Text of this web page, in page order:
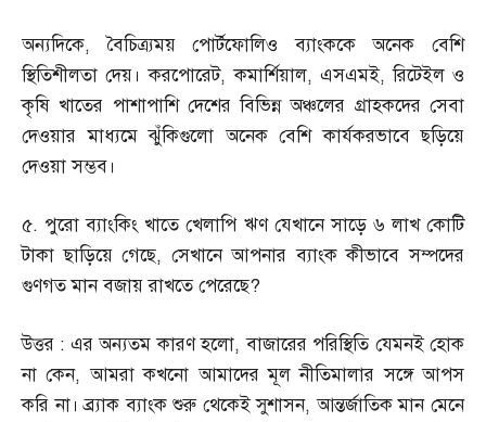
অন্যদিকে,বৈচিত্র্যময় পোর্টফোলিও ব্যাংককে অনেক বেশি
স্থিতিশীলতা দেয়। করপোরেট,কমার্শিয়াল, এসএমই,রিটেইল ও
কৃষি খাতের পাশাপাশি দেশের বিভিন্ন অঞ্চলের গ্রাহকদের সেবা
দেওয়ার মাধ্যমে ঝুঁকিগুলো অনেক বেশি কার্যকরভাবে ছড়িয়ে
দেওয়া সম্ভব।
৫. পুরো ব্যাংকিং খাতে খেলাপি ঋণ যেখানে সাড়ে ৬ লাখ কোটি
টাকা ছাড়িয়ে গেছে, সেখানে আপনার ব্যাংক কীভাবে সম্পদের
গুণগত মান বজায় রাখতে পেরেছে?
উত্তর : এর অন্যতম কারণ হলো,বাজারের পরিস্থিতি যেমনই হোক
না কেন,আমরা কখনো আমাদের মূল নীতিমালার সঙ্গে আপস
করি না। ব্র্যাক ব্যাংক শুরু থেকেই সুশাসন,আন্তর্জাতিক মান মেনে